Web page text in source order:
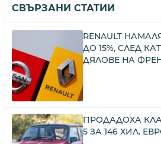
СВЪРЗАНИ СТАТИИ
RENAULT
ДО 15%, СЛЕД
ДЯЛОВЕ НА
ПРОДАДОХА
5 ЗА 146 ХИЛ.